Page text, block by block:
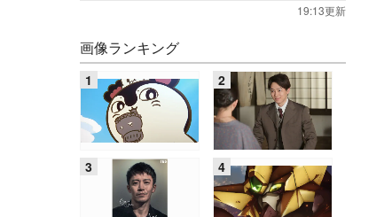
19:13更新
画像ランキング